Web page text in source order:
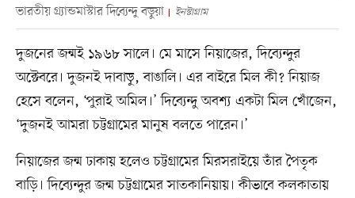
ভারতীয় গ্র্যান্ডমাস্টার দিব্যেন্দু বড়ুয়া ইনস্টাগ্রাম
দুজনের জন্মই ১৯৬৮ সালে। মে মাসে নিয়াজের, দিব্যেন্দুর
অক্টেবরে। দুজনই দাবাড়ু, বাঙালি। এর বাইরে মিল কী? নিয়াজ
হেসে বলেন, ‘পুরাই অমিল।’ দিব্যেন্দু অবশ্য একটা মিল খোঁজেন,
‘দুজনই আমরা চট্টগ্রামের মানুষ বলতে পারেন।’
নিয়াজের জন্ম ঢাকায় হলেও চট্টগ্রামের মিরসরাইয়ে তাঁর পৈতৃক
বাড়ি। দিব্যেন্দুর জন্ম চট্টগ্রামের সাতকানিয়ায়। কীভাবে কলকাতায়